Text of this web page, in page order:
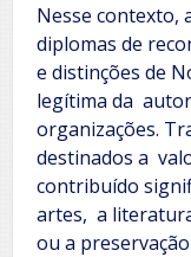
Nesse contexto,
diplomas de
e distinções de
legítima da
organizações.
destinados a
contribuído
artes, a
ou a